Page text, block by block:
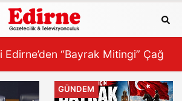
Trol Teknelerine Denetim
GÜNDEM